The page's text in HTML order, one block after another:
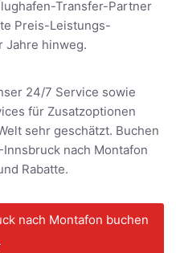
Transfer-Partner
Preis-Leistungs-
Jahre hinweg.
24/7 Service sowie
für Zusatzoptionen
sehr geschätzt. Buchen
nach Montafon
Rabatte.
nach Montafon buchen